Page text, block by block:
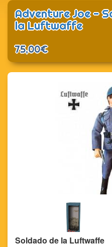
Adventure Joe -
la Luftwaffe
75,00€
Soldado de la Luftwaffe